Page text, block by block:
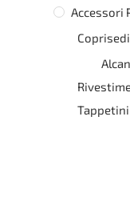
Accessori